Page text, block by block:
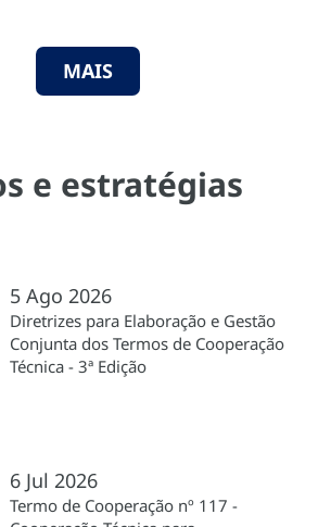
MAIS
e estratégias
5 Ago 2026
Diretrizes para Elaboração e Gestão
Conjunta dos Termos de Cooperação
Técnica - 3ª Edição
6 Jul 2026
Termo de Cooperação nº 117 -